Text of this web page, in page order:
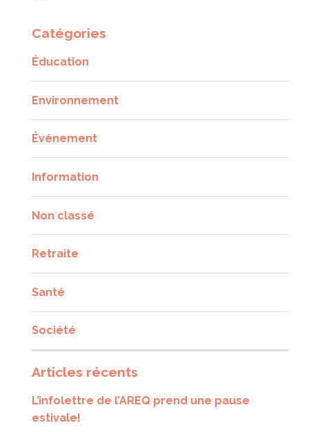
Catégories
Éducation
Environnement
Événement
Information
Non classé
Retraite
Santé
Société
Articles récents
L’infolettre de l’AREQ prend une pause
estivale!